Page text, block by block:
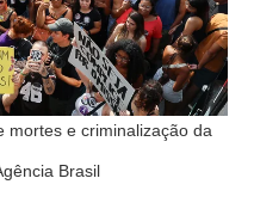
mortes e criminalização da
Brasil